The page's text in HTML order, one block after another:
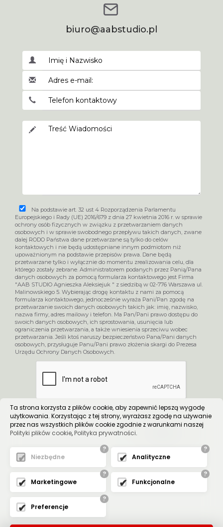
biuro@aabstudio.pl
Na podstawie art. 32 ust 4 Rozporządzenia Parlamentu
Europejskiego i Rady (UE) 2016/679 z dnia 27 kwietnia 2016 r. w sprawie
ochrony osób fizycznych w związku z przetwarzaniem danych
osobowych i w sprawie swobodnego przepływu takich danych, zwane
dalej RODO Państwa dane przetwarzane są tylko do celów
kontaktowych i nie będą udostępniane innym podmiotom niż
upoważnionym na podstawie przepisów prawa. Dane będą
przetwarzane tylko i wyłącznie do momentu zrealizowania celu, dla
którego zostały zebrane. Administratorem podanych przez Panią/Pana
danych osobowych za pomocą formularza kontaktowego jest Firma
"AAB STUDIO Agnieszka Aleksiejuk " z siedzibą w 02-776 Warszawa ul.
Malinowskiego 5. Wybierając drogę kontaktu z nami za pomocą
formularza kontaktowego, jednocześnie wyraża Pani/Pan zgodę na
przetwarzanie swoich danych osobowych takich jak: imię, nazwisko,
nazwa firmy, adres mailowy i telefon. Ma Pan/Pani prawo dostępu do
swoich danych osobowych, ich sprostowania, usunięcia lub
ograniczenia przetwarzania, a także wniesienia sprzeciwu wobec
przetwarzania. Jeśli ktoś naruszy bezpieczeństwo Pana/Pani danych
osobowych, przysługuje Panu/Pani prawo złożenia skargi do Prezesa
Urzędu Ochrony Danych Osobowych.
Ta strona korzysta z plików cookie, aby zapewnić lepszą wygodę
użytkowania. Korzystając z tej strony, wyrażasz zgodę na używanie
przez nas wszystkich plików cookie zgodnie z warunkami naszej
Polityki plików cookie, Polityka prywatności.
?
Niezbędne
?
Analityczne
?
Marketingowe
?
Funkcjonalne
?
Preferencje